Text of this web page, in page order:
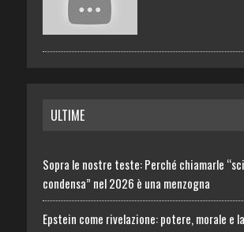
ULTIME
Sopra le nostre teste: Perché chiamarle
condensa” nel 2026 è una menzogna
Epstein come rivelazione: potere, morale e